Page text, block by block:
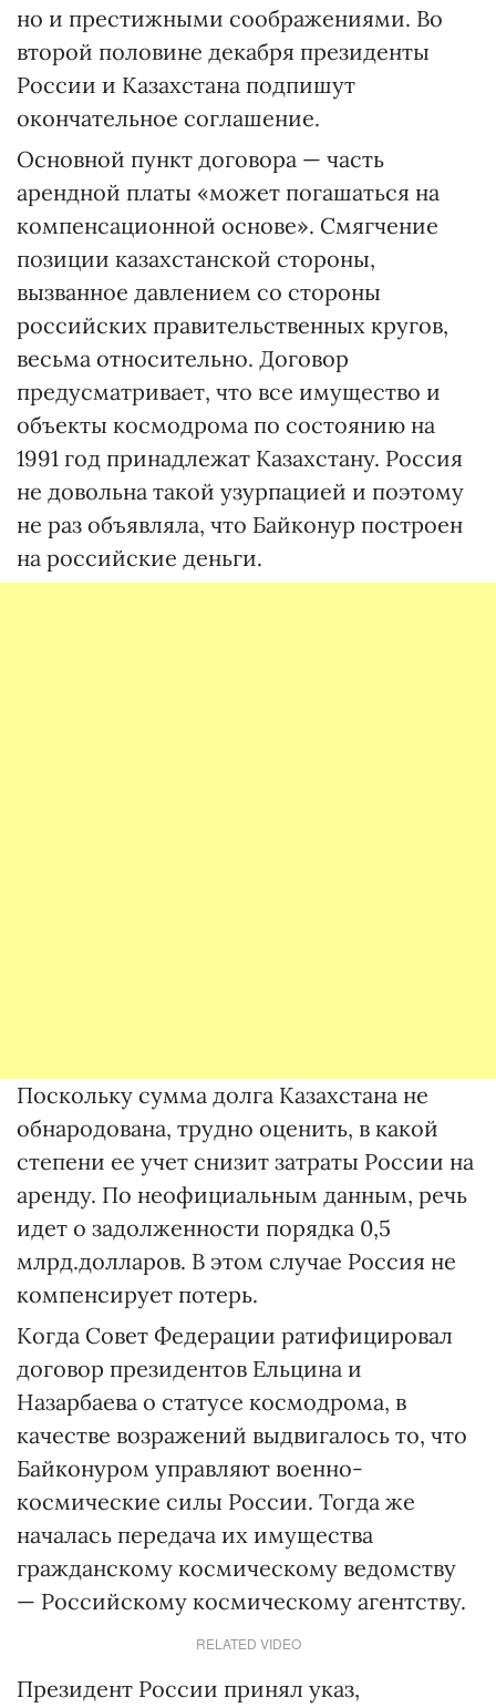
но и престижными соображениями. Во
второй половине декабря президенты
России и Казахстана подпишут
окончательное соглашение.
Основной пункт договора — часть
арендной платы «может погашаться на
компенсационной основе». Смягчение
позиции казахстанской стороны,
вызванное давлением со стороны
российских правительственных кругов,
весьма относительно. Договор
предусматривает, что все имущество и
объекты космодрома по состоянию на
1991 год принадлежат Казахстану. Россия
не довольна такой узурпацией и поэтому
не раз объявляла, что Байконур построен
на российские деньги.
Поскольку сумма долга Казахстана не
обнародована, трудно оценить, в какой
степени ее учет снизит затраты России на
аренду. По неофициальным данным, речь
идет о задолженности порядка 0,5
млрд.долларов. В этом случае Россия не
компенсирует потерь.
Когда Совет Федерации ратифицировал
договор президентов Ельцина и
Назарбаева о статусе космодрома, в
качестве возражений выдвигалось то, что
Байконуром управляют военно-
космические силы России. Тогда же
началась передача их имущества
гражданскому космическому ведомству
— Российскому космическому агентству.
RELATED VIDEO
Президент России принял указ,